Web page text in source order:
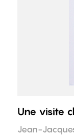
Une visite
Jean-